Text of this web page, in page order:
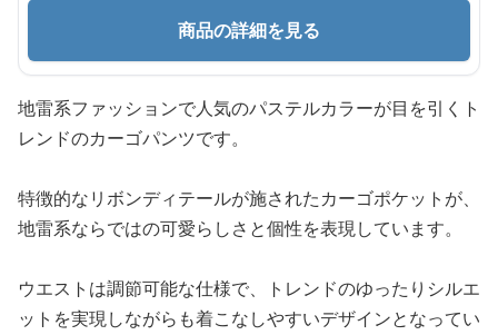
商品の詳細を見る
地雷系ファッションで人気のパステルカラーが目を引くト
レンドのカーゴパンツです。
特徴的なリボンディテールが施されたカーゴポケットが、
地雷系ならではの可愛らしさと個性を表現しています。
ウエストは調節可能な仕様で、トレンドのゆったりシルエ
ットを実現しながらも着こなしやすいデザインとなってい